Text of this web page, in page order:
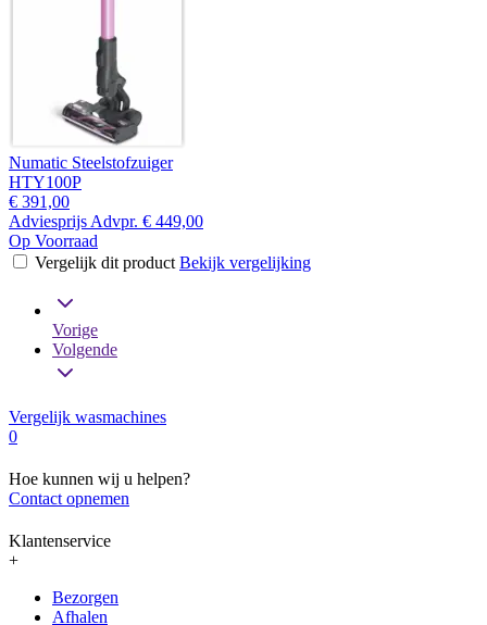
Numatic Steelstofzuiger
HTY100P
€ 391,00
Adviesprijs Advpr. € 449,00
Op Voorraad
Vergelijk dit product Bekijk vergelijking
Vorige
Volgende
Vergelijk wasmachines
0
Hoe kunnen wij u helpen?
Contact opnemen
Klantenservice
+
Bezorgen
Afhalen